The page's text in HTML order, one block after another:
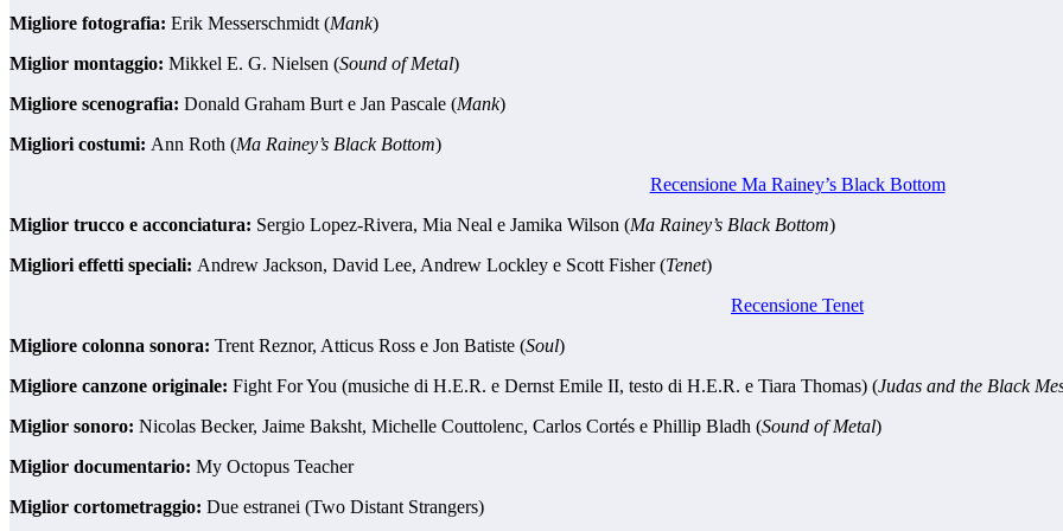
Migliore fotografia: Erik Messerschmidt (Mank)
Miglior montaggio: Mikkel E. G. Nielsen (Sound of Metal)
Migliore scenografia: Donald Graham Burt e Jan Pascale (Mank)
Migliori costumi: Ann Roth (Ma Rainey’s Black Bottom)
Recensione Ma Rainey’s Black Bottom
Miglior trucco e acconciatura: Sergio Lopez-Rivera, Mia Neal e Jamika Wilson (Ma Rainey’s Black Bottom)
Migliori effetti speciali: Andrew Jackson, David Lee, Andrew Lockley e Scott Fisher (Tenet)
Recensione Tenet
Migliore colonna sonora: Trent Reznor, Atticus Ross e Jon Batiste (Soul)
Migliore canzone originale: Fight For You (musiche di H.E.R. e Dernst Emile II, testo di H.E.R. e Tiara Thomas) (Judas and the Black
Miglior sonoro: Nicolas Becker, Jaime Baksht, Michelle Couttolenc, Carlos Cortés e Phillip Bladh (Sound of Metal)
Miglior documentario: My Octopus Teacher
Miglior cortometraggio: Due estranei (Two Distant Strangers)